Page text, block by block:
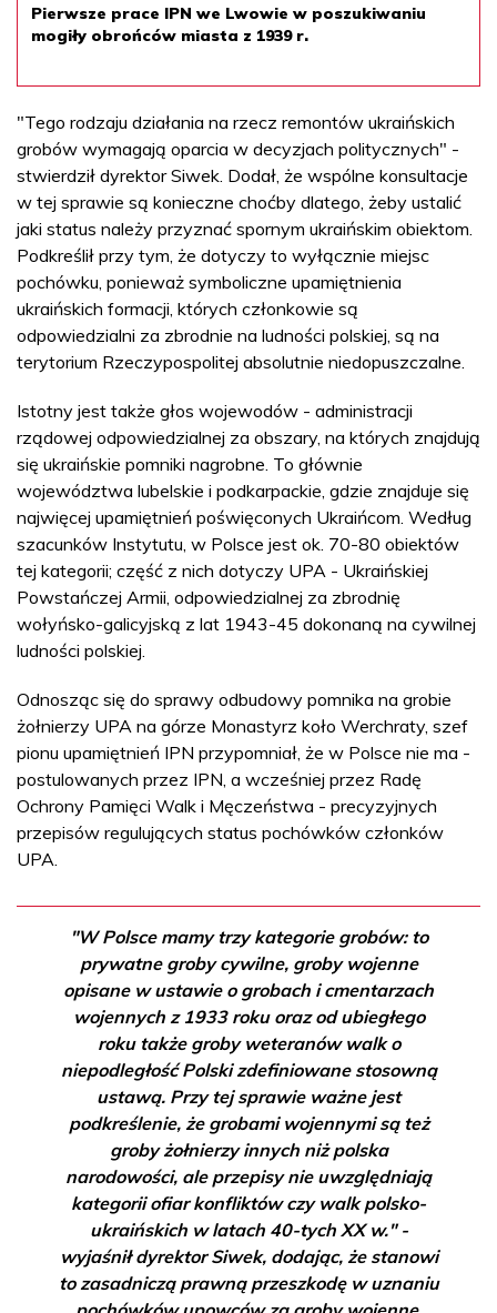
Pierwsze prace IPN we Lwowie w poszukiwaniu
mogiły obrońców miasta z 1939 r.
"Tego rodzaju działania na rzecz remontów ukraińskich
grobów wymagają oparcia w decyzjach politycznych" -
stwierdził dyrektor Siwek. Dodał, że wspólne konsultacje
w tej sprawie są konieczne choćby dlatego, żeby ustalić
jaki status należy przyznać spornym ukraińskim obiektom.
Podkreślił przy tym, że dotyczy to wyłącznie miejsc
pochówku, ponieważ symboliczne upamiętnienia
ukraińskich formacji, których członkowie są
odpowiedzialni za zbrodnie na ludności polskiej, są na
terytorium Rzeczypospolitej absolutnie niedopuszczalne.
Istotny jest także głos wojewodów - administracji
rządowej odpowiedzialnej za obszary, na których znajdują
się ukraińskie pomniki nagrobne. To głównie
województwa lubelskie i podkarpackie, gdzie znajduje się
najwięcej upamiętnień poświęconych Ukraińcom. Według
szacunków Instytutu, w Polsce jest ok. 70-80 obiektów
tej kategorii; część z nich dotyczy UPA - Ukraińskiej
Powstańczej Armii, odpowiedzialnej za zbrodnię
wołyńsko-galicyjską z lat 1943-45 dokonaną na cywilnej
ludności polskiej.
Odnosząc się do sprawy odbudowy pomnika na grobie
żołnierzy UPA na górze Monastyrz koło Werchraty, szef
pionu upamiętnień IPN przypomniał, że w Polsce nie ma -
postulowanych przez IPN, a wcześniej przez Radę
Ochrony Pamięci Walk i Męczeństwa - precyzyjnych
przepisów regulujących status pochówków członków
UPA.
"W Polsce mamy trzy kategorie grobów: to
prywatne groby cywilne, groby wojenne
opisane w ustawie o grobach i cmentarzach
wojennych z 1933 roku oraz od ubiegłego
roku także groby weteranów walk o
niepodległość Polski zdefiniowane stosowną
ustawą. Przy tej sprawie ważne jest
podkreślenie, że grobami wojennymi są też
groby żołnierzy innych niż polska
narodowości, ale przepisy nie uwzględniają
kategorii ofiar konfliktów czy walk polsko-
ukraińskich w latach 40-tych XX w." -
wyjaśnił dyrektor Siwek, dodając, że stanowi
to zasadniczą prawną przeszkodę w uznaniu